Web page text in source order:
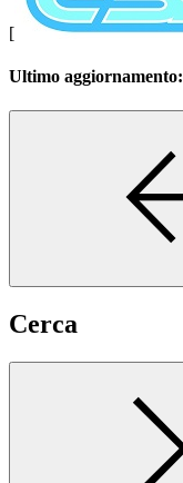
[
Ultimo aggiornamento:
Cerca